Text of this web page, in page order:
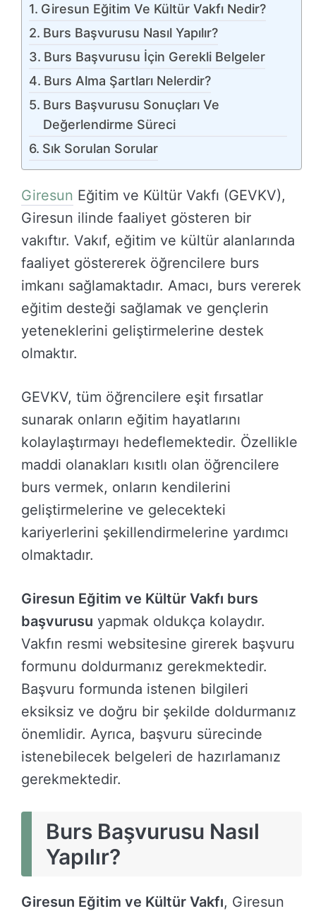
Giresun Eğitim Ve Kültür Vakfı Nedir?
Burs Başvurusu Nasıl Yapılır?
Burs Başvurusu İçin Gerekli Belgeler
Burs Alma Şartları Nelerdir?
Burs Başvurusu Sonuçları Ve
Değerlendirme Süreci
Sık Sorulan Sorular
Giresun Eğitim ve Kültür Vakfı (GEVKV),
Giresun ilinde faaliyet gösteren bir
vakıftır. Vakıf, eğitim ve kültür alanlarında
faaliyet göstererek öğrencilere burs
imkanı sağlamaktadır. Amacı, burs vererek
eğitim desteği sağlamak ve gençlerin
yeteneklerini geliştirmelerine destek
olmaktır.
GEVKV, tüm öğrencilere eşit fırsatlar
sunarak onların eğitim hayatlarını
kolaylaştırmayı hedeflemektedir. Özellikle
maddi olanakları kısıtlı olan öğrencilere
burs vermek, onların kendilerini
geliştirmelerine ve gelecekteki
kariyerlerini şekillendirmelerine yardımcı
olmaktadır.
Giresun Eğitim ve Kültür Vakfı burs
başvurusu yapmak oldukça kolaydır.
Vakfın resmi websitesine girerek başvuru
formunu doldurmanız gerekmektedir.
Başvuru formunda istenen bilgileri
eksiksiz ve doğru bir şekilde doldurmanız
önemlidir. Ayrıca, başvuru sürecinde
istenebilecek belgeleri de hazırlamanız
gerekmektedir.
Burs Başvurusu Nasıl
Yapılır?
Giresun Eğitim ve Kültür Vakfı, Giresun